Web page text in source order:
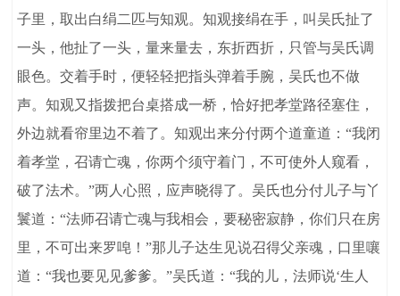
子里，取出白绢二匹与知观。知观接绢在手，叫吴氏扯了
一头，他扯了一头，量来量去，东折西折，只管与吴氏调
眼色。交着手时，便轻轻把指头弹着手腕，吴氏也不做
声。知观又指拨把台桌搭成一桥，恰好把孝堂路径塞住，
外边就看帘里边不着了。知观出来分付两个道童道：“我闭
着孝堂，召请亡魂，你两个须守着门，不可使外人窥看，
破了法术。”两人心照，应声晓得了。吴氏也分付儿子与丫
鬟道：“法师召请亡魂与我相会，要秘密寂静，你们只在房
里，不可出来罗唣！”那儿子达生见说召得父亲魂，口里嚷
道：“我也要见见爹爹。”吴氏道：“我的儿，法师说‘生人